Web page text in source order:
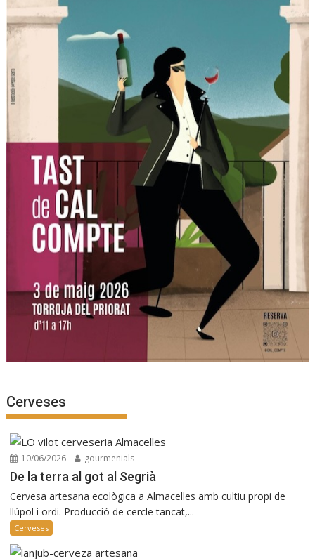
Cerveses
10/06/2026 gourmenials
De la terra al got al Segrià
Cervesa artesana ecològica a Almacelles amb cultiu propi de
llúpol i ordi. Producció de cercle tancat,...
Cerveses